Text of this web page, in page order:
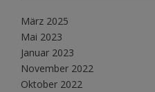
März 2025
Mai 2023
Januar 2023
November 2022
Oktober 2022